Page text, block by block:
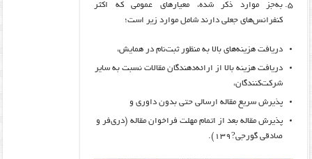
به‌جز موارد ذکر شده، معیارهای عمومی که اکثر
کنفرانس‌های جعلی دارند شامل موارد زیر است؛
دریافت هزینه‌های بالا به منظور ثبت‌نام در همایش،
دریافت هزینه بالا از ارائه‌دهندگان مقالات نسبت به سایر
شرکت‌کنندگان،
پذیرش سریع مقاله ارسالی حتی بدون داوری و
پذیرش مقاله بعد از اتمام مهلت فراخوان مقاله (دری‌فر و
صادقی گورجی?۱۳۹).